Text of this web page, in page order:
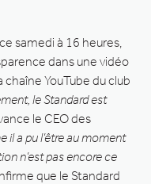
samedi à 16 heures,
dans une vidéo
chaîne YouTube du club
le Standard est
le CEO des
il a pu l’être au moment
n’est pas encore ce
que le Standard